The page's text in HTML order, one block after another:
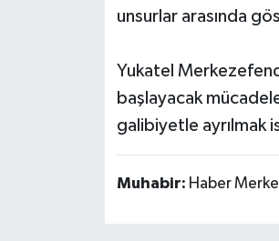
unsurlar arasında
Yukatel
başlayacak
galibiyetle ayrılmak
Muhabir: Haber